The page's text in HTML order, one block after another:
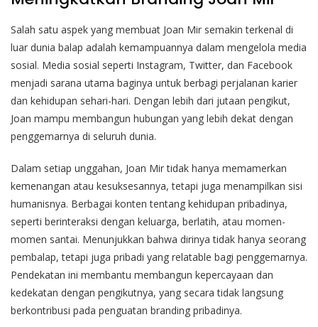
Salah satu aspek yang membuat Joan Mir semakin terkenal di
luar dunia balap adalah kemampuannya dalam mengelola media
sosial. Media sosial seperti Instagram, Twitter, dan Facebook
menjadi sarana utama baginya untuk berbagi perjalanan karier
dan kehidupan sehari-hari. Dengan lebih dari jutaan pengikut,
Joan mampu membangun hubungan yang lebih dekat dengan
penggemarnya di seluruh dunia.
Dalam setiap unggahan, Joan Mir tidak hanya memamerkan
kemenangan atau kesuksesannya, tetapi juga menampilkan sisi
humanisnya. Berbagai konten tentang kehidupan pribadinya,
seperti berinteraksi dengan keluarga, berlatih, atau momen-
momen santai. Menunjukkan bahwa dirinya tidak hanya seorang
pembalap, tetapi juga pribadi yang relatable bagi penggemarnya.
Pendekatan ini membantu membangun kepercayaan dan
kedekatan dengan pengikutnya, yang secara tidak langsung
berkontribusi pada penguatan branding pribadinya.